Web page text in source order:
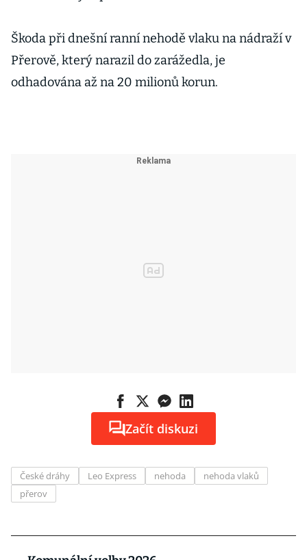
Škoda při dnešní ranní nehodě vlaku na nádraží v
Přerově, který narazil do zarážedla, je
odhadována až na 20 milionů korun.
Začít diskuzi
České dráhy Leo Express nehoda
nehoda vlaků
přerov